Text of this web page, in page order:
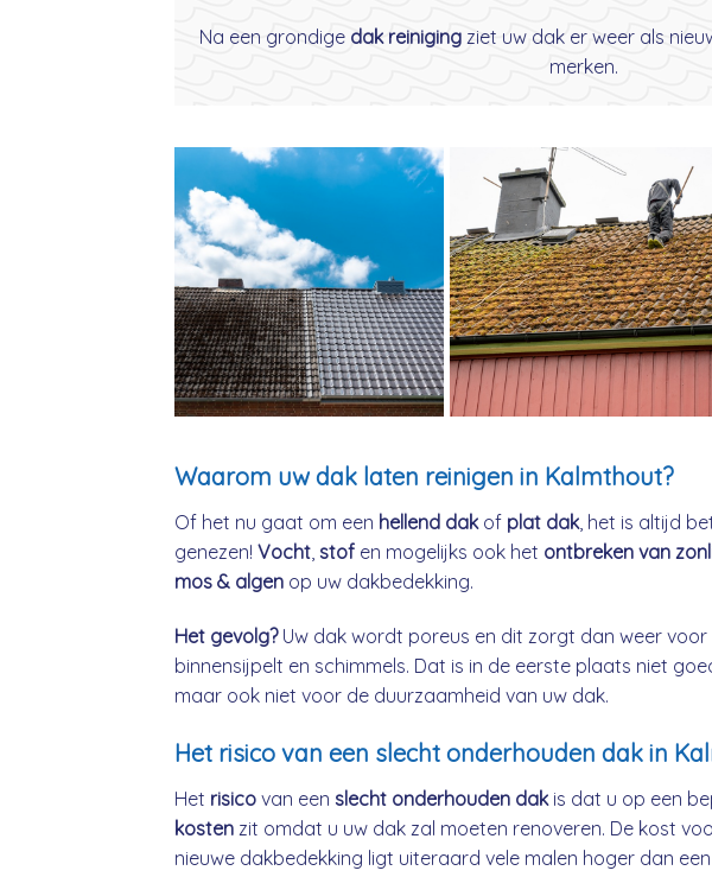
Na een grondige dak reinigingziet uw dak er weer als
merken.
Waarom uw dak laten reinigen in Kalmthout?
Of het nu gaat om een hellend dakof plat dak, het is altijd
genezen! Vocht stof en mogelijks ook het ontbreken van
mos & algen op uw dakbedekking.
Het gevolg?Uw dak wordt poreus en dit zorgt dan weer
binnensijpelt en schimmels. Dat is in de eerste plaats niet
maar ook niet voor de duurzaamheid van uw dak.
Het risico van een slecht onderhouden dak in
Het risico van een slecht onderhouden dakis dat u op een
kosten zit omdat u uw dak zal moeten renoveren. De kost
nieuwe dakbedekking ligt uiteraard vele malen hoger dan